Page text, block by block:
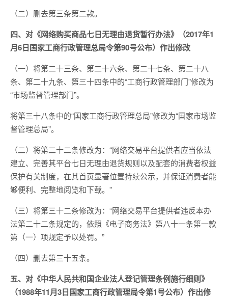
（二）删去第三条第二款。
四、对《网络购买商品七日无理由退货暂行办法》（2017年1
月6日国家工商行政管理总局令第90号公布）作出修改
（一）将第二十三条、第二十六条、第二十七条、第二十八
条、第二十九条、第三十四条中的“工商行政管理部门”修改为
“市场监督管理部门”。
将第三十八条中的“国家工商行政管理总局”修改为“国家市场监
督管理总局”。
（二）将第二十二条修改为：“网络交易平台提供者应当依法
建立、完善其平台七日无理由退货规则以及配套的消费者权益
保护有关制度，在其首页显著位置持续公示，并保证消费者能
够便利、完整地阅览和下载。”
（三）将第三十二条修改为：“网络交易平台提供者违反本办
法第二十二条规定的，依照《电子商务法》第八十一条第一款
第（一）项规定予以处罚。”
（四）删去第三十五条。
五、对《中华人民共和国企业法人登记管理条例施行细则》
（1988年11月3日国家工商行政管理局令第1号公布）作出修